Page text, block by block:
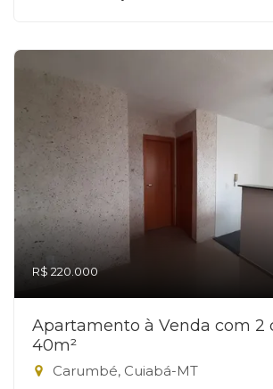
R$ 220.000
Apartamento à Venda com 2
40m²
Carumbé, Cuiabá-MT